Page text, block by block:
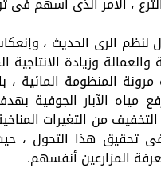
الرى الحديث ،
وزيادة الانتاجية
المنظومة المائية ،
الآبار الجوفية
من التغيرات
تحقيق هذا التحول ،